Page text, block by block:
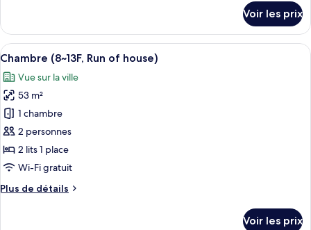
of
house)
le
type
de
Chambre
(5~7F,
Run
of
house)
Voir les prix
Afficher
toutes
les
photos
pour
ce
type
de
chambre :
Chambre
Literie hypoallergénique, couette en
3
Chambre (8~13F, Run of house)
Vue sur la ville
53 m²
1 chambre
2 personnes
2 lits 1 place
Wi-Fi gratuit
Plus de détails
Plus
Voir les prix